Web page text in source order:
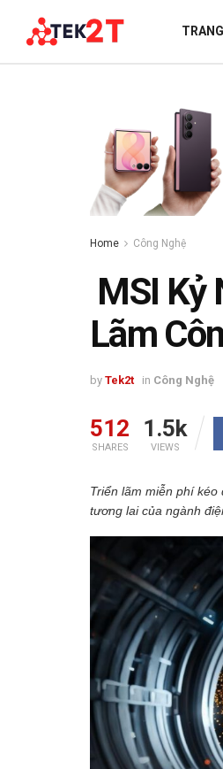
Home Công Nghệ
MSI Kỷ
Lãm
by Tek2t in Công Nghệ
512
SHARES
1.5k
VIEWS
Triển lãm miễn phí
tương lai của ngành